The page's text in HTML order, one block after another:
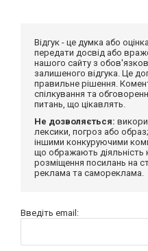
Відгук - це думка або
передати досвід або
нашого сайту з
залишеного відгука. Це
правильне рішення.
спілкування та
питань, що цікавлять.
Не дозволяється:
лексики, погроз або
іншими конкуруючими
що ображають діяльність
розміщення посилань на
реклама та самореклама.
Введіть email: